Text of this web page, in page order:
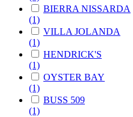
BIERRA NISSARDA
(1)
VILLA JOLANDA
(1)
HENDRICK'S
(1)
OYSTER BAY
(1)
BUSS 509
(1)